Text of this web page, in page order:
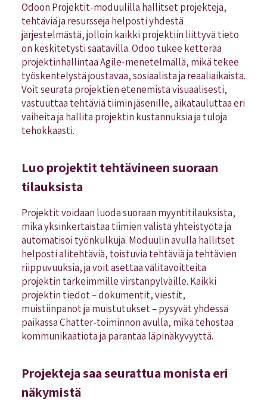
Odoon Projektit-moduulilla hallitset projekteja,
tehtäviä ja resursseja helposti yhdestä
järjestelmästä, jolloin kaikki projektiin liittyvä tieto
on keskitetysti saatavilla. Odoo tukee ketterää
projektinhallintaa Agile-menetelmällä, mikä tekee
työskentelystä joustavaa, sosiaalista ja reaaliaikaista.
Voit seurata projektien etenemistä visuaalisesti,
vastuuttaa tehtäviä tiimin jäsenille, aikatauluttaa eri
vaiheita ja hallita projektin kustannuksia ja tuloja
tehokkaasti.
Luo projektit tehtävineen suoraan
tilauksista
Projektit voidaan luoda suoraan myyntitilauksista,
mikä yksinkertaistaa tiimien välistä yhteistyötä ja
automatisoi työnkulkuja. Moduulin avulla hallitset
helposti alitehtäviä, toistuvia tehtäviä ja tehtävien
riippuvuuksia, ja voit asettaa välitavoitteita
projektin tärkeimmille virstanpylväille. Kaikki
projektin tiedot – dokumentit, viestit,
muistiinpanot ja muistutukset – pysyvät yhdessä
paikassa Chatter-toiminnon avulla, mikä tehostaa
kommunikaatiota ja parantaa läpinäkyvyyttä.
Projekteja saa seurattua monista eri
näkymistä